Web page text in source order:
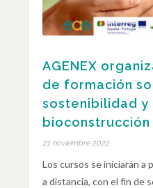
AGENEX
de formación
sostenibilidad y
bioconstrucción
21 noviembre 2022
Los cursos se iniciarán a
a distancia, con el fin de